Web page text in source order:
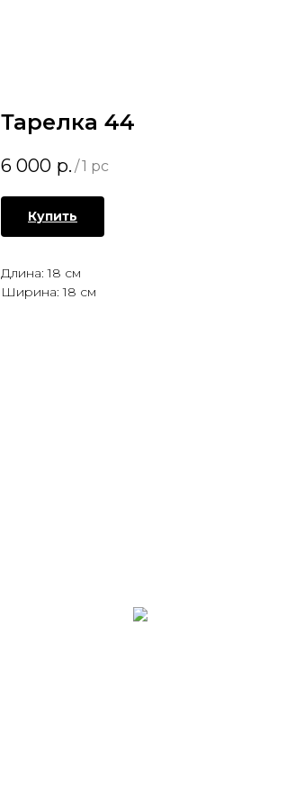
Тарелка 44
6 000 р. /1 pc
Купить
Длина: 18 см
Ширина: 18 см